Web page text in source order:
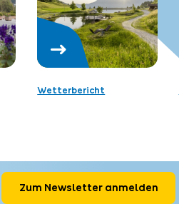
Wetterbericht
Zum Newsletter anmelden